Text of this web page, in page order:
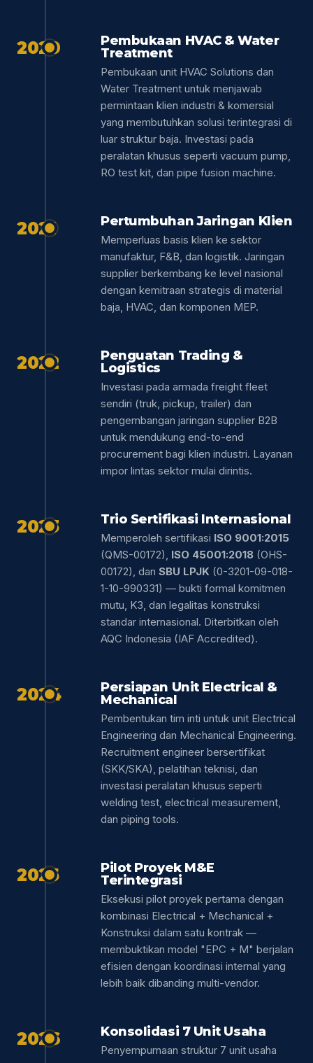
2020
Pembukaan HVAC & Water
Treatment
Pembukaan unit HVAC Solutions dan
Water Treatment untuk menjawab
permintaan klien industri & komersial
yang membutuhkan solusi terintegrasi di
luar struktur baja. Investasi pada
peralatan khusus seperti vacuum pump,
RO test kit, dan pipe fusion machine.
2021 Pertumbuhan Jaringan Klien
Memperluas basis klien ke sektor
manufaktur, F&B, dan logistik. Jaringan
supplier berkembang ke level nasional
dengan kemitraan strategis di material
baja, HVAC, dan komponen MEP.
2022
Penguatan Trading &
Logistics
Investasi pada armada freight fleet
sendiri (truk, pickup, trailer) dan
pengembangan jaringan supplier B2B
untuk mendukung end-to-end
procurement bagi klien industri. Layanan
impor lintas sektor mulai dirintis.
2023 Trio Sertifikasi Internasional
Memperoleh sertifikasi ISO 9001:2015
(QMS-00172), ISO 45001:2018 (OHS-
00172), dan SBU LPJK (0-3201-09-018-
1-10-990331) — bukti formal komitmen
mutu, K3, dan legalitas konstruksi
standar internasional. Diterbitkan oleh
AQC Indonesia (IAF Accredited).
2024
Persiapan Unit Electrical &
Mechanical
Pembentukan tim inti untuk unit Electrical
Engineering dan Mechanical Engineering.
Recruitment engineer bersertifikat
(SKK/SKA), pelatihan teknisi, dan
investasi peralatan khusus seperti
welding test, electrical measurement,
dan piping tools.
2025
Pilot Proyek M&E
Terintegrasi
Eksekusi pilot proyek pertama dengan
kombinasi Electrical + Mechanical +
Konstruksi dalam satu kontrak —
membuktikan model "EPC + M" berjalan
efisien dengan koordinasi internal yang
lebih baik dibanding multi-vendor.
2026 Konsolidasi 7 Unit Usaha
Penyempurnaan struktur 7 unit usaha